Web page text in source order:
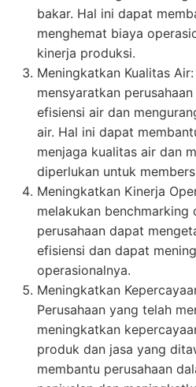
bakar. Hal ini dapat
menghemat biaya
kinerja produksi.
Meningkatkan Kualitas Air:
mensyaratkan
efisiensi air dan
air. Hal ini dapat
menjaga kualitas air dan
diperlukan untuk
Meningkatkan Kinerja
melakukan benchmarking
perusahaan dapat
efisiensi dan dapat
operasionalnya.
Meningkatkan
Perusahaan yang telah
meningkatkan
produk dan jasa yang
membantu perusahaan